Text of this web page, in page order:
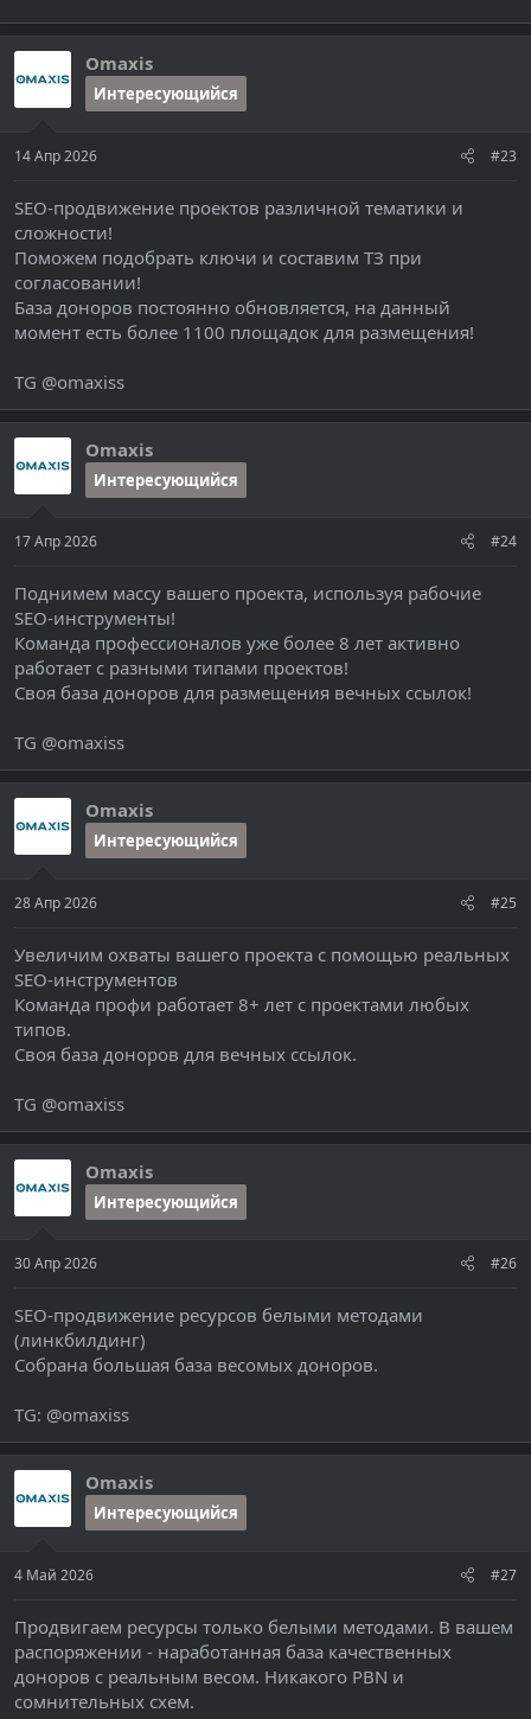
Omaxis
Интересующийся
14 Апр 2026 #23
SEO-продвижение проектов различной тематики и
сложности!
Поможем подобрать ключи и составим ТЗ при
согласовании!
База доноров постоянно обновляется, на данный
момент есть более 1100 площадок для размещения!
TG @omaxiss
Omaxis
Интересующийся
17 Апр 2026 #24
Поднимем массу вашего проекта, используя рабочие
SEO-инструменты!
Команда профессионалов уже более 8 лет активно
работает с разными типами проектов!
Своя база доноров для размещения вечных ссылок!
TG @omaxiss
Omaxis
Интересующийся
28 Апр 2026 #25
Увеличим охваты вашего проекта с помощью реальных
SEO-инструментов
Команда профи работает 8+ лет с проектами любых
типов.
Своя база доноров для вечных ссылок.
TG @omaxiss
Omaxis
Интересующийся
30 Апр 2026 #26
SEO-продвижение ресурсов белыми методами
(линкбилдинг)
Собрана большая база весомых доноров.
TG: @omaxiss
Omaxis
Интересующийся
4 Май 2026 #27
Продвигаем ресурсы только белыми методами. В вашем
распоряжении - наработанная база качественных
доноров с реальным весом. Никакого PBN и
сомнительных схем.